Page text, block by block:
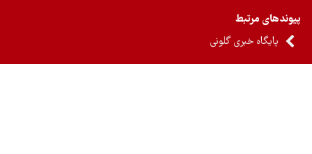
مرتبط
پایگاه خبری گلونی